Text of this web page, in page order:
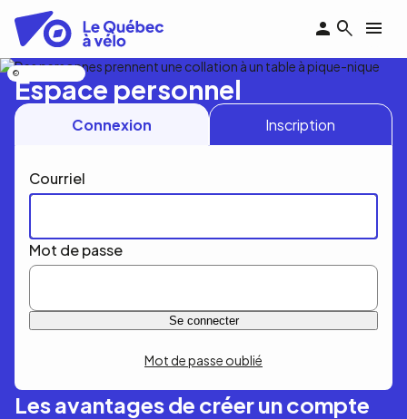
contenu
principal
Espace personnel
Connexion Inscription
Courriel
Mot de passe
Mot de passe oublié
Les avantages de créer un compte